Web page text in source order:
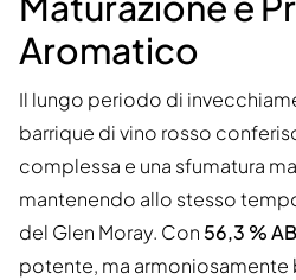
Aromatico
Il lungo periodo di
barrique di vino rosso
complessa e una sfumatura
mantenendo allo stesso
del Glen Moray. Con 56,3 %
potente, ma armoniosamente